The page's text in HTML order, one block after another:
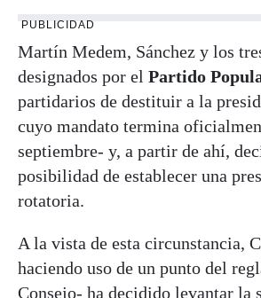
PUBLICIDAD
Martín Medem, Sánchez y los
designados por el Partido
partidarios de destituir a la
cuyo mandato termina
septiembre- y, a partir de ahí,
posibilidad de establecer una
rotatoria.
A la vista de esta circunstancia,
haciendo uso de un punto del
Consejo- ha decidido levantar la